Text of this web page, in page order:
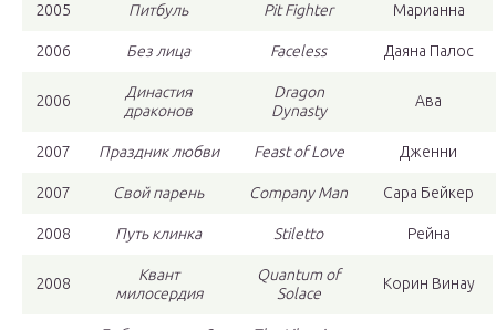
2005 Питбуль Pit Fighter Марианна
2006 Без лица Faceless Даяна Палос
2006
Династия
драконов
Dragon
Dynasty
Ава
2007 Праздник любви Feast of Love Дженни
2007 Свой парень Company Man Сара Бейкер
2008 Путь клинка Stiletto Рейна
2008
Квант
милосердия
Quantum of
Solace
Корин Винау